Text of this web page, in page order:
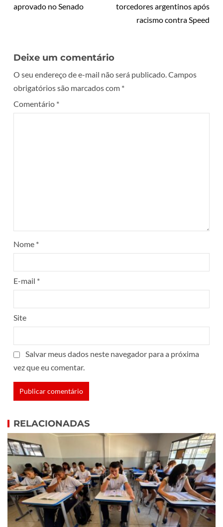
aprovado no Senado
torcedores argentinos após
racismo contra Speed
Deixe um comentário
O seu endereço de e-mail não será publicado. Campos
obrigatórios são marcados com *
Comentário *
Nome *
E-mail *
Site
Salvar meus dados neste navegador para a próxima
vez que eu comentar.
RELACIONADAS